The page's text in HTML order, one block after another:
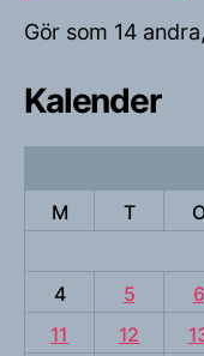
Gör som 14
Kalender
M
T
4
5 6
11
12